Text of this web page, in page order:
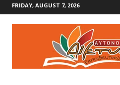
FRIDAY, AUGUST 7, 2026
Α